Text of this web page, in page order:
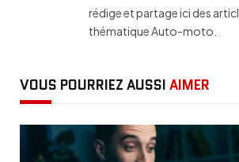
rédige et partage ici des
thématique Auto-moto.
VOUS POURRIEZ AUSSI AIMER